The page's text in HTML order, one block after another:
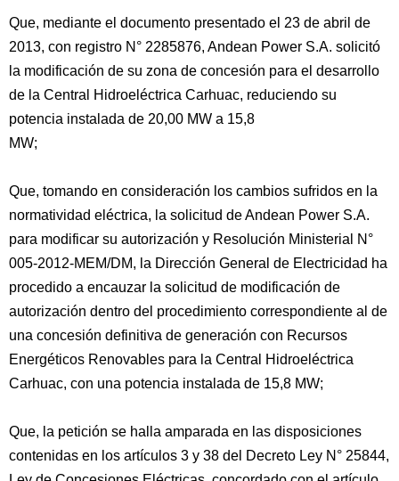
Que, mediante el documento presentado el 23 de abril de
2013, con registro N° 2285876, Andean Power S.A. solicitó
la modificación de su zona de concesión para el desarrollo
de la Central Hidroeléctrica Carhuac, reduciendo su
potencia instalada de 20,00 MW a 15,8
MW;
Que, tomando en consideración los cambios sufridos en la
normatividad eléctrica, la solicitud de Andean Power S.A.
para modificar su autorización y Resolución Ministerial N°
005-2012-MEM/DM, la Dirección General de Electricidad ha
procedido a encauzar la solicitud de modificación de
autorización dentro del procedimiento correspondiente al de
una concesión definitiva de generación con Recursos
Energéticos Renovables para la Central Hidroeléctrica
Carhuac, con una potencia instalada de 15,8 MW;
Que, la petición se halla amparada en las disposiciones
contenidas en los artículos 3 y 38 del Decreto Ley N° 25844,